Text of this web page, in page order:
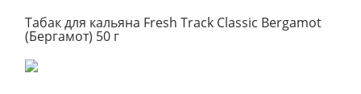
Табак для кальяна Fresh Track Classic Bergamot
(Бергамот) 50 г